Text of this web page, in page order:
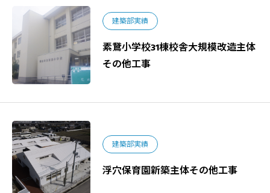
建築部実績
素鵞小学校31棟校舎大規模改造主体
その他工事
建築部実績
浮穴保育園新築主体その他工事